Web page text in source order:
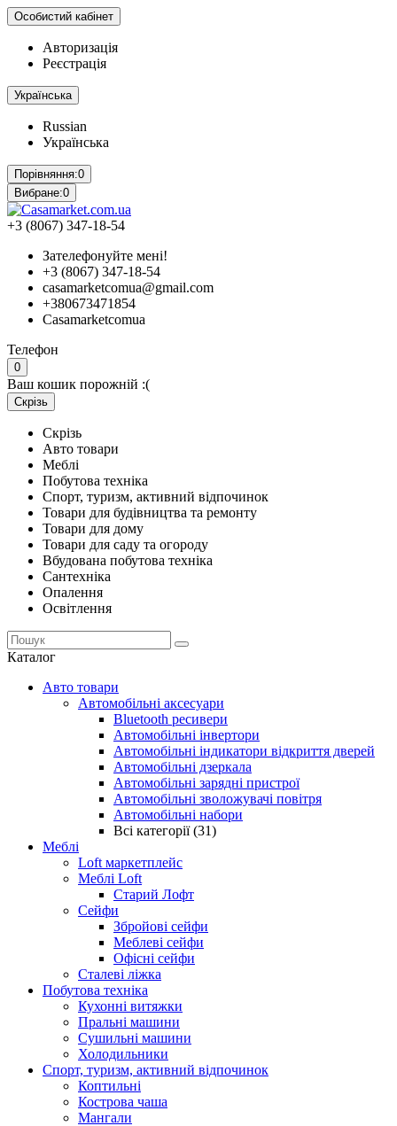
Особистий кабінет
Авторизація
Реєстрація
Українська
Russian
Українська
Порівняння:0
Вибране:0
+3 (8067) 347-18-54
Зателефонуйте мені!
+3 (8067) 347-18-54
casamarketcomua@gmail.com
+380673471854
Casamarketcomua
Телефон
0
Ваш кошик порожній :(
Скрізь
Скрізь
Авто товари
Меблі
Побутова техніка
Спорт, туризм, активний відпочинок
Товари для будівництва та ремонту
Товари для дому
Товари для саду та огороду
Вбудована побутова техніка
Сантехніка
Опалення
Освітлення
Каталог
Авто товари
Автомобільні аксесуари
Bluetooth ресивери
Автомобільні інвертори
Автомобільні індикатори відкриття дверей
Автомобільні дзеркала
Автомобільні зарядні пристрої
Автомобільні зволожувачі повітря
Автомобільні набори
Всі категорії (31)
Меблі
Loft маркетплейс
Меблі Loft
Старий Лофт
Сейфи
Збройові сейфи
Меблеві сейфи
Офісні сейфи
Сталеві ліжка
Побутова техніка
Кухонні витяжки
Пральні машини
Сушильні машини
Холодильники
Спорт, туризм, активний відпочинок
Коптильні
Кострова чаша
Мангали